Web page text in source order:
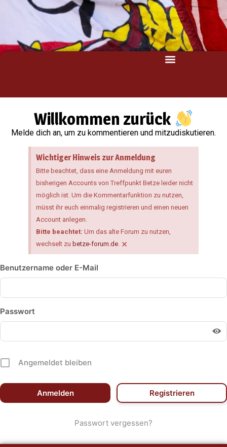
Willkommen zurück
Melde dich an, um zu kommentieren und mitzudiskutieren.
Wichtiger Hinweis zur Anmeldung
Bitte beachtet, dass eine Anmeldung mit euren
bisherigen Accounts von Treffpunkt Betze leider nicht
möglich ist. Um die Kommentarfunktion zu nutzen,
müsst ihr euch einmalig registrieren und einen neuen
Account anlegen.
Bitte beachtet: Um das alte Forum zu nutzen,
wechselt zu betze-forum.de ×
Benutzername oder E-Mail
Passwort
Angemeldet bleiben
Registrieren
Passwort vergessen?